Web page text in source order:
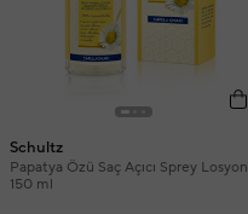
Schultz
Papatya Özü Saç Açıcı Sprey Losyon
150 ml